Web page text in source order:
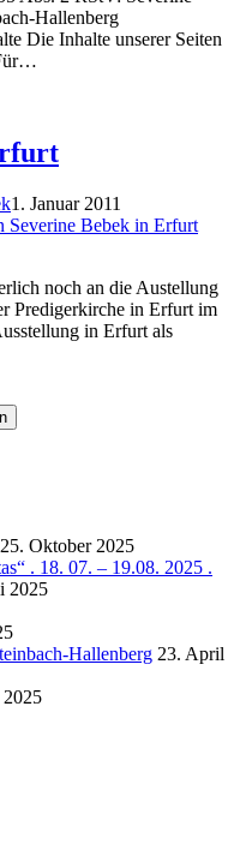
Hallenberg
Die Inhalte unserer Seiten
1. Januar 2011
noch an die Austellung
Predigerkirche in Erfurt im
in Erfurt als
25. Oktober 2025
. 18. 07. – 19.08. 2025 .
2025
Hallenberg 23. April